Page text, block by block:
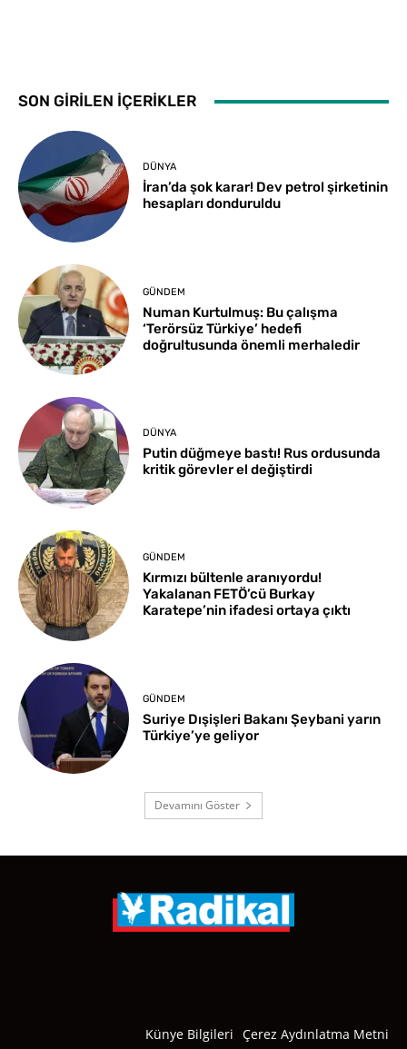
SON GİRİLEN İÇERİKLER
DÜNYA
İran’da şok karar! Dev petrol şirketinin
hesapları donduruldu
GÜNDEM
Numan Kurtulmuş: Bu çalışma
‘Terörsüz Türkiye’ hedefi
doğrultusunda önemli merhaledir
DÜNYA
Putin düğmeye bastı! Rus ordusunda
kritik görevler el değiştirdi
GÜNDEM
Kırmızı bültenle aranıyordu!
Yakalanan FETÖ’cü Burkay
Karatepe’nin ifadesi ortaya çıktı
GÜNDEM
Suriye Dışişleri Bakanı Şeybani yarın
Türkiye’ye geliyor
Devamını Göster
Künye Bilgileri Çerez Aydınlatma Metni